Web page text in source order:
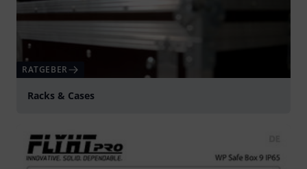
RATGEBER
Racks & Cases